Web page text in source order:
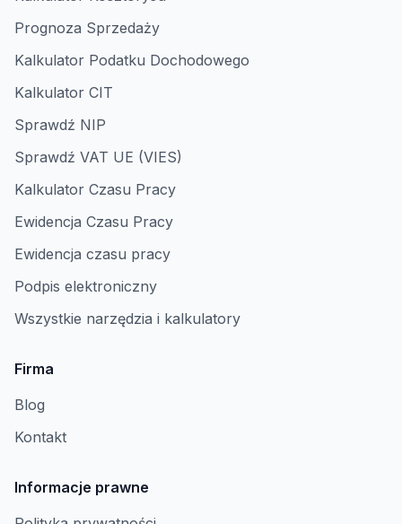
Prognoza Sprzedaży
Kalkulator Podatku Dochodowego
Kalkulator CIT
Sprawdź NIP
Sprawdź VAT UE (VIES)
Kalkulator Czasu Pracy
Ewidencja Czasu Pracy
Ewidencja czasu pracy
Podpis elektroniczny
Wszystkie narzędzia i kalkulatory
Firma
Blog
Kontakt
Informacje prawne